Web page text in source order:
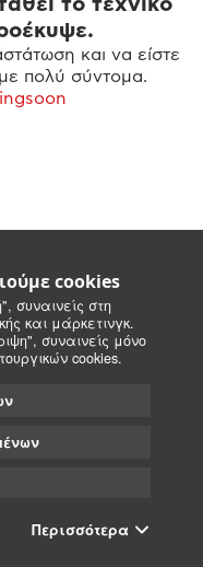
cookies
συναινείς στη
και μάρκετινγκ.
συναινείς μόνο
cookies.
Περισσότερα
και να είστε
πολύ σύντομα.